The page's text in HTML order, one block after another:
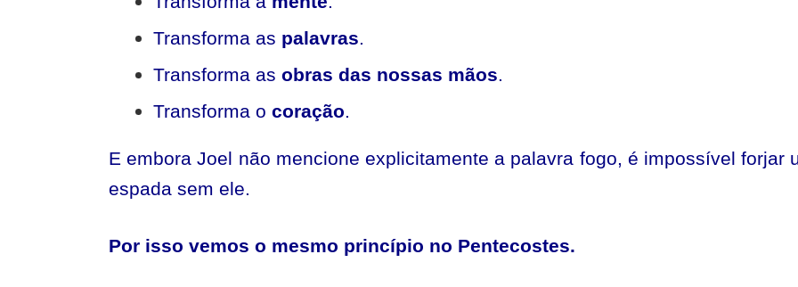
Transforma as palavras.
Transforma as obras das nossas mãos.
Transforma o coração.
E embora Joel não mencione explicitamente a palavra fogo, é impossível forjar
espada sem ele.
Por isso vemos o mesmo princípio no Pentecostes.